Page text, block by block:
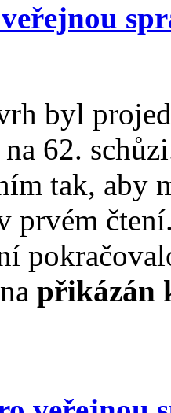
byl
na 62.
tak, aby
prvém
přikázán